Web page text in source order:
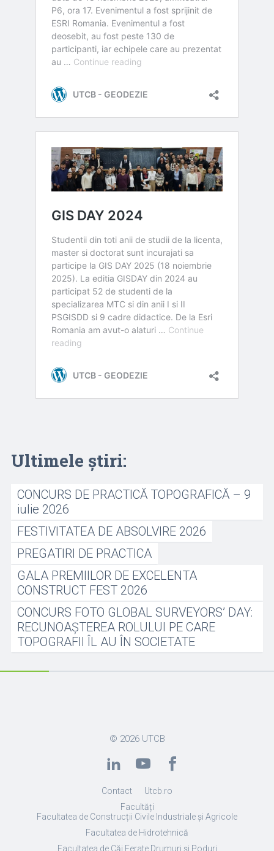
Ultimele știri:
CONCURS DE PRACTICĂ TOPOGRAFICĂ – 9
iulie 2026
FESTIVITATEA DE ABSOLVIRE 2026
PREGATIRI DE PRACTICA
GALA PREMIILOR DE EXCELENTA
CONSTRUCT FEST 2026
CONCURS FOTO GLOBAL SURVEYORS’ DAY:
RECUNOAȘTEREA ROLULUI PE CARE
TOPOGRAFII ÎL AU ÎN SOCIETATE
© 2026 UTCB
Contact
Utcb.ro
Facultăți
Facultatea de Construcții Civile Industriale și Agricole
Facultatea de Hidrotehnică
Facultatea de Căi Ferate Drumuri și Poduri